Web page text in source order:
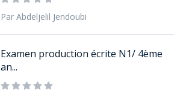
Par Abdeljelil Jendoubi
Examen production écrite N1/ 4ème
an...